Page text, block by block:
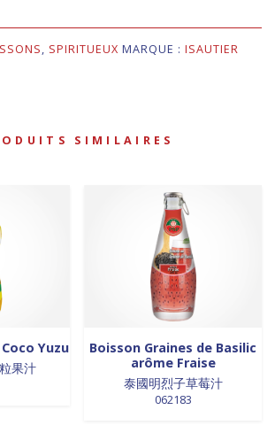
, SPIRITUEUX MARQUE : ISAUTIER
SIMILAIRES
Yuzu
果汁
Boisson Graines de Basilic
arôme Fraise
泰國明烈子草莓汁
062183